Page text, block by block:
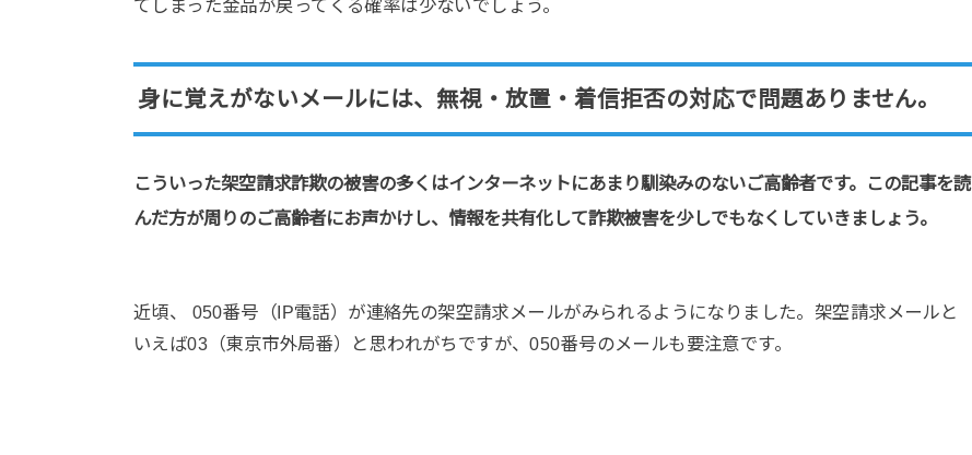
てしまった金品が戻ってくる確率は少ないでしょう。
身に覚えがないメールには、無視・放置・着信拒否の対応で問題ありません。
こういった架空請求詐欺の被害の多くはインターネットにあまり馴染みのないご高齢者です。この記事を読
んだ方が周りのご高齢者にお声かけし、情報を共有化して詐欺被害を少しでもなくしていきましょう。
近頃、 050番号（IP電話）が連絡先の架空請求メールがみられるようになりました。架空請求メールと
いえば03（東京市外局番）と思われがちですが、050番号のメールも要注意です。